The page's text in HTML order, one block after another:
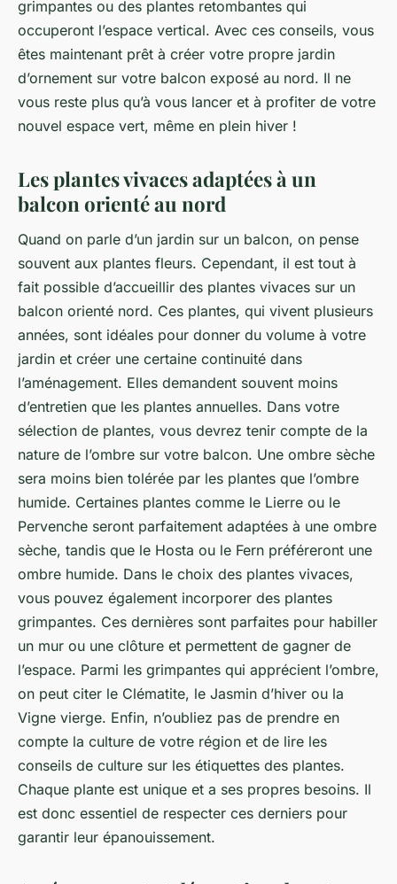
grimpantes ou des plantes retombantes qui
occuperont l’espace vertical. Avec ces conseils, vous
êtes maintenant prêt à créer votre propre jardin
d’ornement sur votre balcon exposé au nord. Il ne
vous reste plus qu’à vous lancer et à profiter de votre
nouvel espace vert, même en plein hiver !
Les plantes vivaces adaptées à un
balcon orienté au nord
Quand on parle d’un jardin sur un balcon, on pense
souvent aux plantes fleurs. Cependant, il est tout à
fait possible d’accueillir des plantes vivaces sur un
balcon orienté nord. Ces plantes, qui vivent plusieurs
années, sont idéales pour donner du volume à votre
jardin et créer une certaine continuité dans
l’aménagement. Elles demandent souvent moins
d’entretien que les plantes annuelles. Dans votre
sélection de plantes, vous devrez tenir compte de la
nature de l’ombre sur votre balcon. Une ombre sèche
sera moins bien tolérée par les plantes que l’ombre
humide. Certaines plantes comme le Lierre ou le
Pervenche seront parfaitement adaptées à une ombre
sèche, tandis que le Hosta ou le Fern préféreront une
ombre humide. Dans le choix des plantes vivaces,
vous pouvez également incorporer des plantes
grimpantes. Ces dernières sont parfaites pour habiller
un mur ou une clôture et permettent de gagner de
l’espace. Parmi les grimpantes qui apprécient l’ombre,
on peut citer le Clématite, le Jasmin d’hiver ou la
Vigne vierge. Enfin, n’oubliez pas de prendre en
compte la culture de votre région et de lire les
conseils de culture sur les étiquettes des plantes.
Chaque plante est unique et a ses propres besoins. Il
est donc essentiel de respecter ces derniers pour
garantir leur épanouissement.